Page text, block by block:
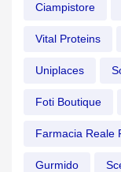
Ciampistore
Vital Proteins
Uniplaces
Foti Boutique
Farmacia Reale
Gurmido